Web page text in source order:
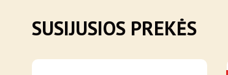
SUSIJUSIOS PREKĖS